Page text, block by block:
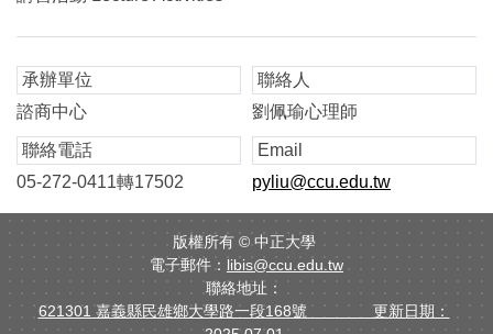
承辦單位
諮商中心
聯絡人
劉佩瑜心理師
聯絡電話
05-272-0411轉17502
Email
pyliu@ccu.edu.tw
版權所有 © 中正大學
電子郵件： libis@ccu.edu.tw
聯絡地址：
621301 嘉義縣民雄鄉大學路一段168號 更新日期：